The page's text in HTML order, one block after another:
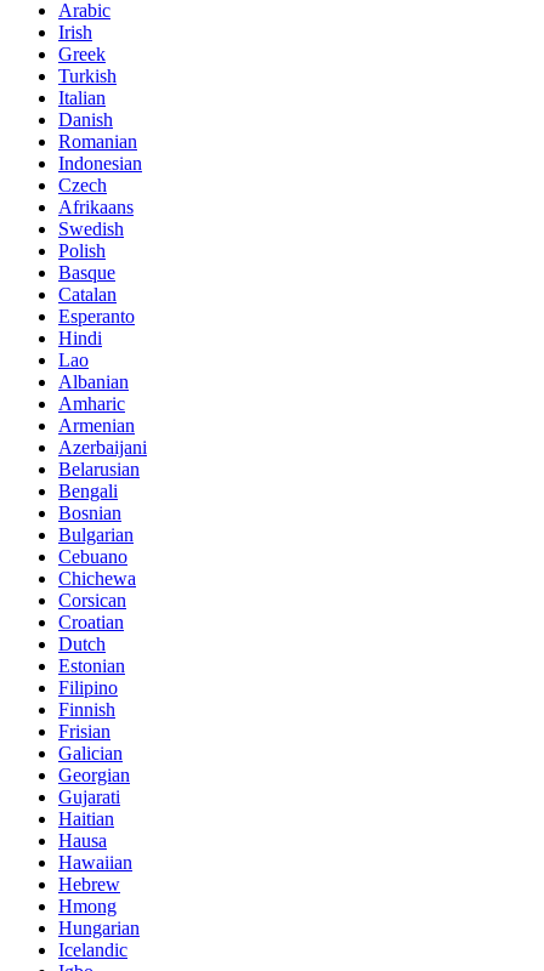
Arabic
Irish
Greek
Turkish
Italian
Danish
Romanian
Indonesian
Czech
Afrikaans
Swedish
Polish
Basque
Catalan
Esperanto
Hindi
Lao
Albanian
Amharic
Armenian
Azerbaijani
Belarusian
Bengali
Bosnian
Bulgarian
Cebuano
Chichewa
Corsican
Croatian
Dutch
Estonian
Filipino
Finnish
Frisian
Galician
Georgian
Gujarati
Haitian
Hausa
Hawaiian
Hebrew
Hmong
Hungarian
Icelandic